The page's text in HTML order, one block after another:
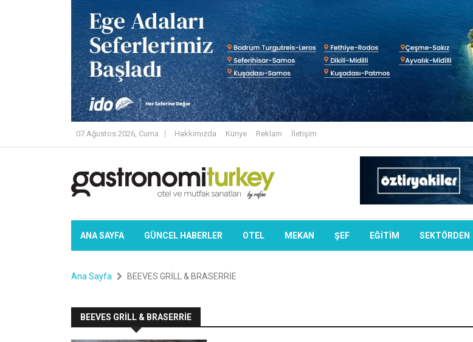
07 Ağustos 2026, Cuma Hakkımızda Künye Reklam İletişim
ANA SAYFA GÜNCEL HABERLER OTEL MEKAN ŞEF EĞİTİM SEKTÖRDEN
Ana Sayfa BEEVES GRİLL & BRASERRİE
BEEVES GRİLL & BRASERRİE